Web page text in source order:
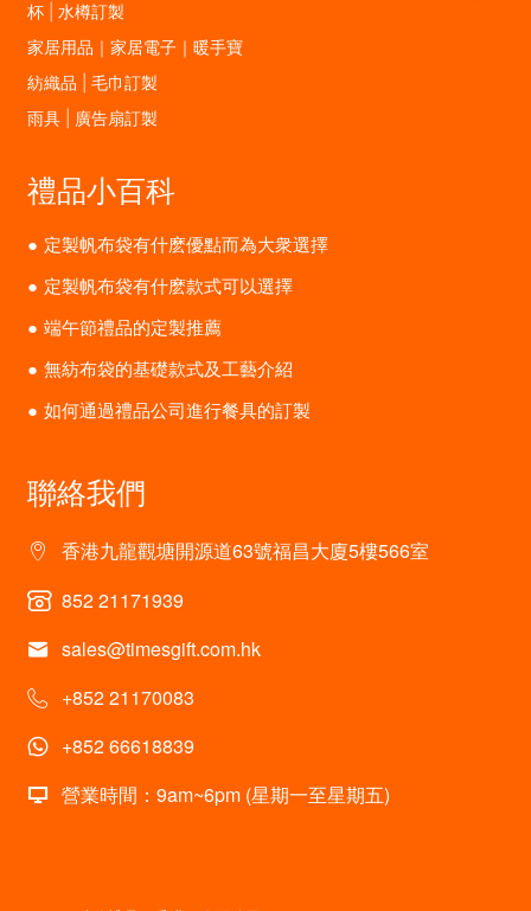
杯 | 水樽訂製
家居用品｜家居電子｜暖手寶
紡織品 | 毛巾訂製
雨具 | 廣告扇訂製
禮品小百科
定製帆布袋有什麽優點而為大衆選擇
定製帆布袋有什麽款式可以選擇
端午節禮品的定製推薦
無紡布袋的基礎款式及工藝介紹
如何通過禮品公司進行餐具的訂製
聯絡我們
香港九龍觀塘開源道63號福昌大廈5樓566室
852 21171939
sales@timesgift.com.hk
+852 21170083
+852 66618839
營業時間：9am~6pm (星期一至星期五)